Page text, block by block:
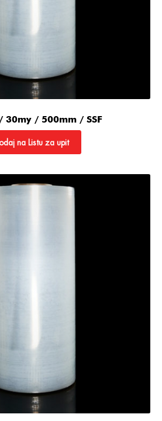
30my / 500mm / SSF
na Listu za upit